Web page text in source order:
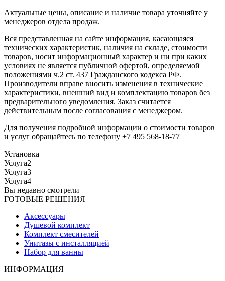
Актуальные цены, описание и наличие товара уточняйте у
менеджеров отдела продаж.
Вся представленная на сайте информация, касающаяся
технических характеристик, наличия на складе, стоимости
товаров, носит информационный характер и ни при каких
условиях не является публичной офертой, определяемой
положениями ч.2 ст. 437 Гражданского кодекса РФ.
Производители вправе вносить изменения в технические
характеристики, внешний вид и комплектацию товаров без
предварительного уведомления. Заказ считается
действительным после согласования с менеджером.
Для получения подробной информации о стоимости товаров
и услуг обращайтесь по телефону +7 495 568-18-77
Установка
Услуга2
Услуга3
Услуга4
Вы недавно смотрели
ГОТОВЫЕ РЕШЕНИЯ
Аксессуары
Душевой комплект
Комплект смесителей
Унитазы с инсталляцией
Набор для ванны
ИНФОРМАЦИЯ